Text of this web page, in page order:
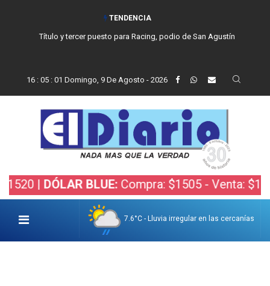
TENDENCIA
San Cayetano, el trabajo y una nueva etapa para la comunidad católica
16 : 05 : 03 Domingo, 9 De Agosto - 2026
BLUE:Compra: $1505 - Venta: $1525 |
7.6°C - Lluvia irregular en las cercanías